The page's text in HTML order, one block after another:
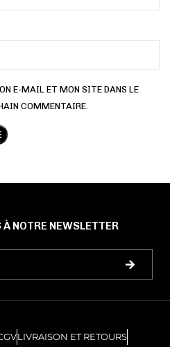
E-MAIL ET MON SITE DANS LE
COMMENTAIRE.
NOTRE NEWSLETTER
LIVRAISON ET RETOURS